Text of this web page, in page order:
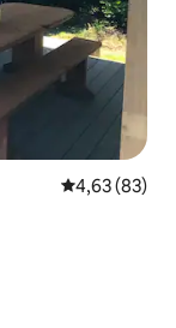
Évaluation
4,63 (83)